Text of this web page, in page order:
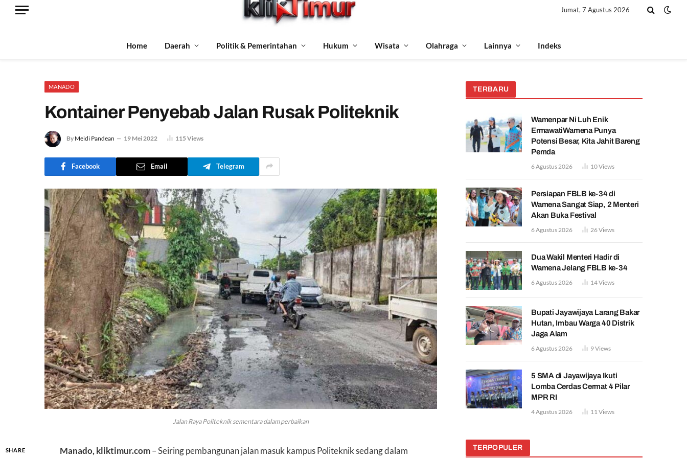
Jumat, 7 Agustus 2026
Home Daerah Politik & Pemerintahan Hukum Wisata Olahraga Lainnya Indeks
MANADO
Kontainer Penyebab Jalan Rusak Politeknik
By Meidi Pandean 19 Mei 2022 115 Views
Facebook Email Telegram
Jalan Raya Politeknik sementara dalam perbaikan
SHARE Manado, kliktimur.com – Seiring pembangunan jalan masuk kampus Politeknik sedang dalam
TERBARU
Wamenpar Ni Luh Enik
ErmawatiWamena Punya
Potensi Besar, Kita Jahit Bareng
Pemda
6 Agustus 2026 10Views
Persiapan FBLB ke-34 di
Wamena Sangat Siap, 2 Menteri
Akan Buka Festival
6 Agustus 2026 26Views
Dua Wakil Menteri Hadir di
Wamena Jelang FBLB ke-34
6 Agustus 2026 14Views
Bupati Jayawijaya Larang Bakar
Hutan, Imbau Warga 40 Distrik
Jaga Alam
6 Agustus 2026 9Views
5 SMA di Jayawijaya Ikuti
Lomba Cerdas Cermat 4 Pilar
MPR RI
4 Agustus 2026 11 Views
TERPOPULER